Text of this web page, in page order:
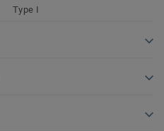
Type I